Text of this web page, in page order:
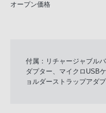
オープン価格
付属：リチャージャブル
ダプター、マイクロUSB
ョルダーストラップアダ